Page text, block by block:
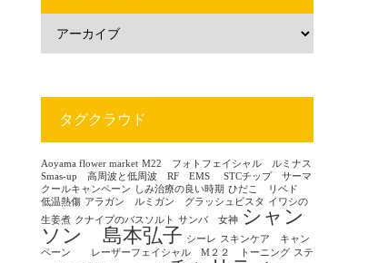
タグクラウド
Aoyama flower market M22 フォトフェイシャル ルミナス
Smas-up 高周波と低周波 RF EMS
STCチップ サーマ
クールキャンペーン
しみ治療の良い時期 ひだこ リベド
低温熱傷 アラガン ルミガン グラッシュビスタ
イワシの
生姜煮 クナイプのバスソルト サンバ 女神 シャン
ソン 島本弘子 シーレ スキンケア キャン
ペーン レーザーフェイシャル M２２ トーニング ステ